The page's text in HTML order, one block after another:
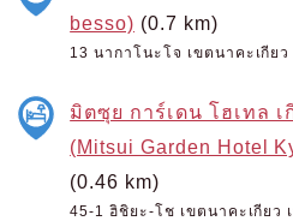
besso) (0.7 km)
13 นากาโนะโจ เขตนาคะเกียว
มิตซุย การ์เดน โฮเทล
(Mitsui Garden Hotel
(0.46 km)
45-1 ฮิชิยะ-โช เขตนาคะเกียว